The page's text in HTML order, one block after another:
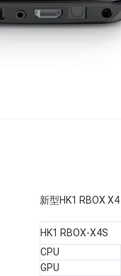
新型HK1 RBOX
HK1 RBOX-X4S
CPU
GPU